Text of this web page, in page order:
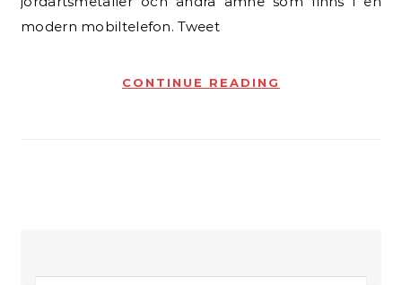
modern mobiltelefon. Tweet
CONTINUE READING